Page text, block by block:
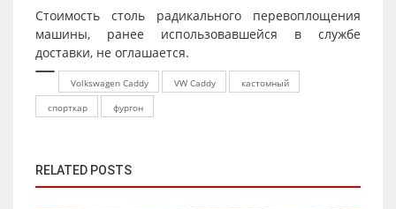
Стоимость столь радикального перевоплощения
машины, ранее использовавшейся в службе
доставки, не оглашается.
Volkswagen Caddy VW Caddy
кастомный
спорткар
фургон
RELATED POSTS